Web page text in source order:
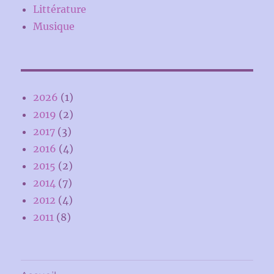
Littérature
Musique
2026 (1)
2019 (2)
2017 (3)
2016 (4)
2015 (2)
2014 (7)
2012 (4)
2011 (8)